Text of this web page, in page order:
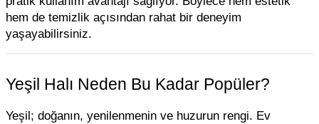
hem de temizlik açısından rahat bir deneyim
yaşayabilirsiniz.
Yeşil Halı Neden Bu Kadar Popüler?
Yeşil; doğanın, yenilenmenin ve huzurun rengi. Ev